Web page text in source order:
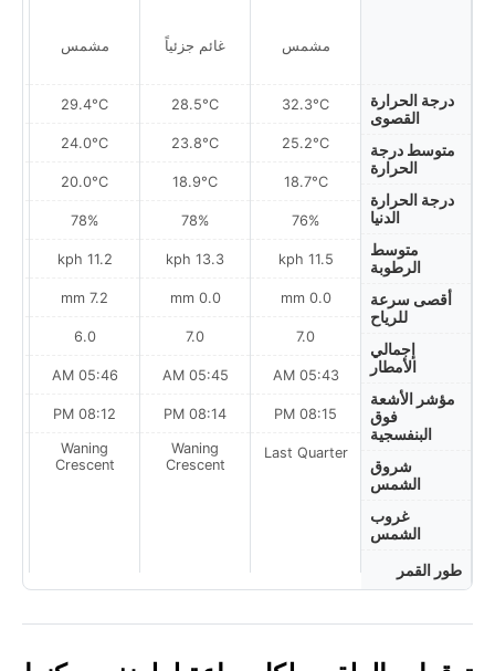
درجة الحرارة
القصوى
متوسط درجة
الحرارة
درجة الحرارة
الدنيا
متوسط
الرطوبة
أقصى سرعة
للرياح
إجمالي
الأمطار
مؤشر الأشعة
فوق
البنفسجية
شروق
الشمس
غروب
الشمس
طور القمر
مشمس
32.3°C
25.2°C
18.7°C
76%
11.5 kph
0.0 mm
7.0
05:43 AM
08:15 PM
Last Quarter
غائم جزئياً
28.5°C
23.8°C
18.9°C
78%
13.3 kph
0.0 mm
7.0
05:45 AM
08:14 PM
Waning
Crescent
مشمس
29.4°C
24.0°C
20.0°C
78%
11.2 kph
7.2 mm
6.0
05:46 AM
08:12 PM
Waning
Crescent